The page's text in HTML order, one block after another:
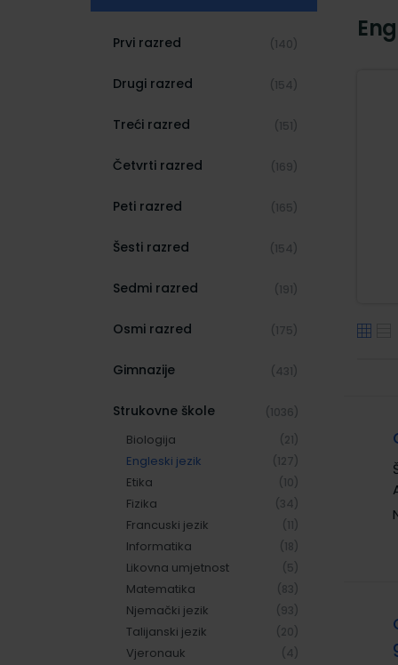
Prvi razred (140)
Drugi razred (154)
Treći razred (151)
Četvrti razred (169)
Peti razred (165)
Šesti razred (154)
Sedmi razred (191)
Osmi razred (175)
Gimnazije (431)
Strukovne škole (1036)
Biologija (21)
Engleski jezik (127)
Etika (10)
Fizika (34)
Francuski jezik (11)
Informatika (18)
Likovna umjetnost (5)
Matematika (83)
Njemački jezik (93)
Talijanski jezik (20)
Vjeronauk (4)